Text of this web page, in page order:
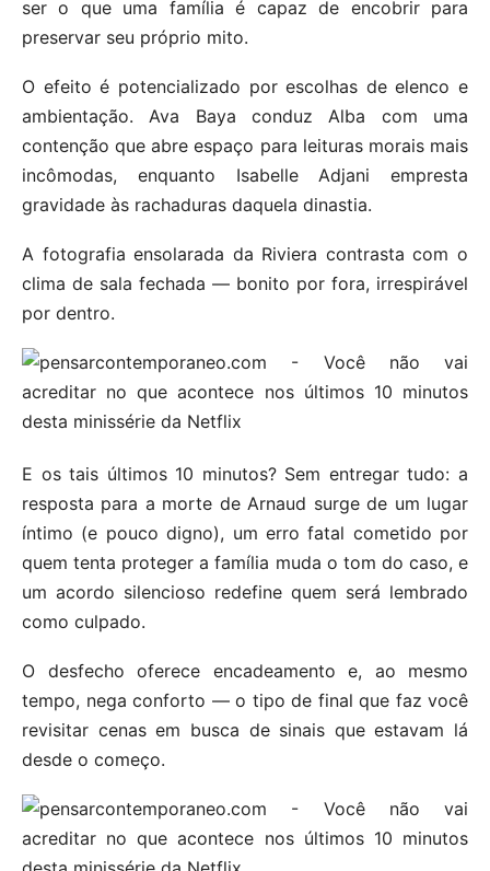
ser o que uma família é capaz de encobrir para
preservar seu próprio mito.
O efeito é potencializado por escolhas de elenco e
ambientação. Ava Baya conduz Alba com uma
contenção que abre espaço para leituras morais mais
incômodas, enquanto Isabelle Adjani empresta
gravidade às rachaduras daquela dinastia.
A fotografia ensolarada da Riviera contrasta com o
clima de sala fechada — bonito por fora, irrespirável
por dentro.
E os tais últimos 10 minutos? Sem entregar tudo: a
resposta para a morte de Arnaud surge de um lugar
íntimo (e pouco digno), um erro fatal cometido por
quem tenta proteger a família muda o tom do caso, e
um acordo silencioso redefine quem será lembrado
como culpado.
O desfecho oferece encadeamento e, ao mesmo
tempo, nega conforto — o tipo de final que faz você
revisitar cenas em busca de sinais que estavam lá
desde o começo.